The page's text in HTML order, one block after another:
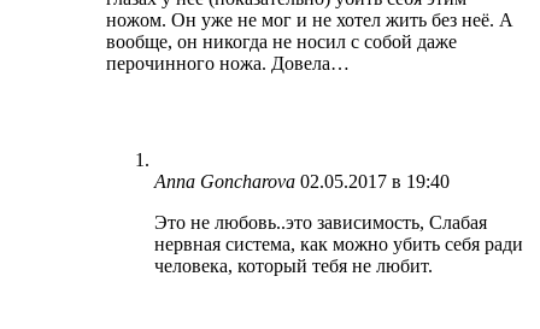
ножом. Он уже не мог и не хотел жить без неё. А
вообще, он никогда не носил с собой даже
перочинного ножа. Довела…
Anna Goncharova 02.05.2017 в 19:40
Это не любовь..это зависимость, Слабая
нервная система, как можно убить себя ради
человека, который тебя не любит.